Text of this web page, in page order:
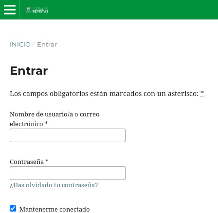
INICIO / Entrar
Entrar
Los campos obligatorios están marcados con un asterisco: *
Nombre de usuario/a o correo
electrónico *
Contraseña*
¿Has olvidado tu contraseña?
Mantenerme conectado